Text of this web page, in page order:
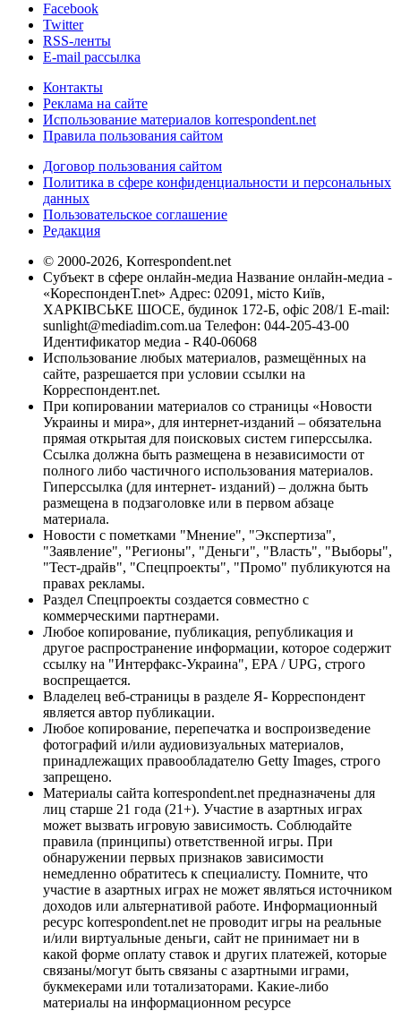
Facebook
Twitter
RSS-ленты
E-mail рассылка
Контакты
Реклама на сайте
Использование материалов korrespondent.net
Правила пользования сайтом
Договор пользования сайтом
Политика в сфере конфиденциальности и персональных
данных
Пользовательское соглашение
Редакция
© 2000-2026, Korrespondent.net
Субъект в сфере онлайн-медиа Название онлайн-медиа -
«КореспонденТ.net» Адрес: 02091, місто Київ,
ХАРКІВСЬКЕ ШОСЕ, будинок 172-Б, офіс 208/1 E-mail:
sunlight@mediadim.com.ua Телефон: 044-205-43-00
Идентификатор медиа - R40-06068
Использование любых материалов, размещённых на
сайте, разрешается при условии ссылки на
Корреспондент.net.
При копировании материалов со страницы «Новости
Украины и мира», для интернет-изданий – обязательна
прямая открытая для поисковых систем гиперссылка.
Ссылка должна быть размещена в независимости от
полного либо частичного использования материалов.
Гиперссылка (для интернет- изданий) – должна быть
размещена в подзаголовке или в первом абзаце
материала.
Новости с пометками "Мнение", "Экспертиза",
"Заявление", "Регионы", "Деньги", "Власть", "Выборы",
"Тест-драйв", "Спецпроекты", "Промо" публикуются на
правах рекламы.
Раздел Спецпроекты создается совместно с
коммерческими партнерами.
Любое копирование, публикация, републикация и
другое распространение информации, которое содержит
ссылку на "Интерфакс-Украина", EPA / UPG, строго
воспрещается.
Владелец веб-страницы в разделе Я- Корреспондент
является автор публикации.
Любое копирование, перепечатка и воспроизведение
фотографий и/или аудиовизуальных материалов,
принадлежащих правообладателю Getty Images, строго
запрещено.
Материалы сайта korrespondent.net предназначены для
лиц старше 21 года (21+). Участие в азартных играх
может вызвать игровую зависимость. Соблюдайте
правила (принципы) ответственной игры. При
обнаружении первых признаков зависимости
немедленно обратитесь к специалисту. Помните, что
участие в азартных играх не может являться источником
доходов или альтернативой работе. Информационный
ресурс korrespondent.net не проводит игры на реальные
и/или виртуальные деньги, сайт не принимает ни в
какой форме оплату ставок и других платежей, которые
связаны/могут быть связаны с азартными играми,
букмекерами или тотализаторами. Какие-либо
материалы на информационном ресурсе